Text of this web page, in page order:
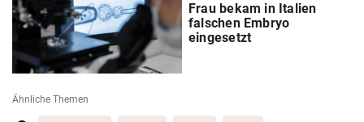
Frau bekam in Italien
falschen Embryo
eingesetzt
Ähnliche Themen